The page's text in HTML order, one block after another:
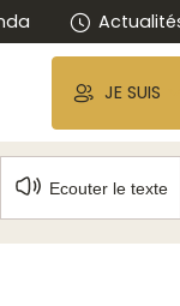
JE SUIS
Ecouter le texte